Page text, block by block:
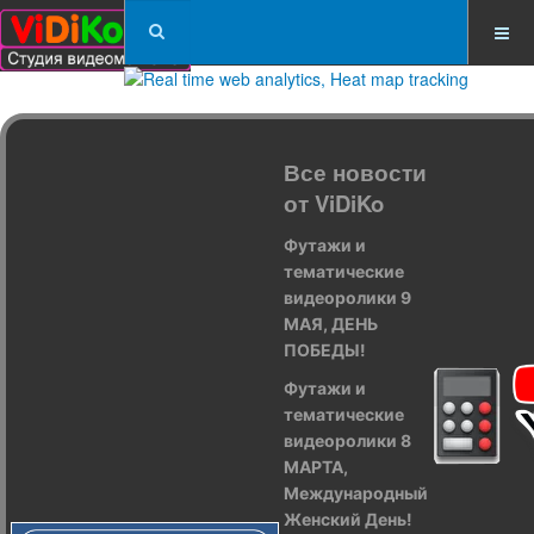
Все новости
от ViDiKo
Футажи и
тематические
видеоролики 9
МАЯ, ДЕНЬ
ПОБЕДЫ!
Футажи и
тематические
видеоролики 8
МАРТА,
Международный
Женский День!